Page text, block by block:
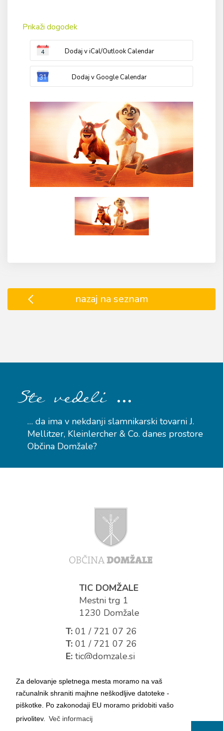
Za delovanje spletnega mesta moramo na vaš
računalnik shraniti majhne neškodljive datoteke -
piškotke. Po zakonodaji EU moramo pridobiti vašo
privolitev. Več informacij
Prikaži dogodek
Dodaj v iCal/Outlook Calendar
Dodaj v Google Calendar
nazaj na seznam
Ste vedeli …
… da ima v nekdanji slamnikarski tovarni J.
Mellitzer, Kleinlercher & Co. danes prostore
Občina Domžale?
TIC DOMŽALE
Mestni trg 1
1230 Domžale
T:01 / 721 07 26
T:01 / 721 07 26
E:tic@domzale.si